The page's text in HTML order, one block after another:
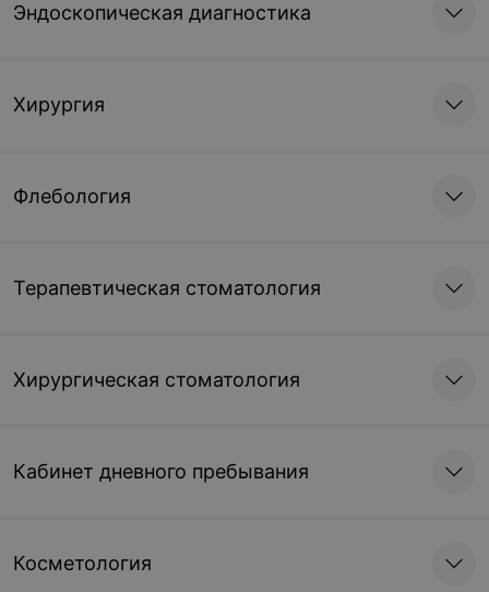
Эндоскопическая диагностика
Хирургия
Флебология
Терапевтическая стоматология
Хирургическая стоматология
Кабинет дневного пребывания
Косметология